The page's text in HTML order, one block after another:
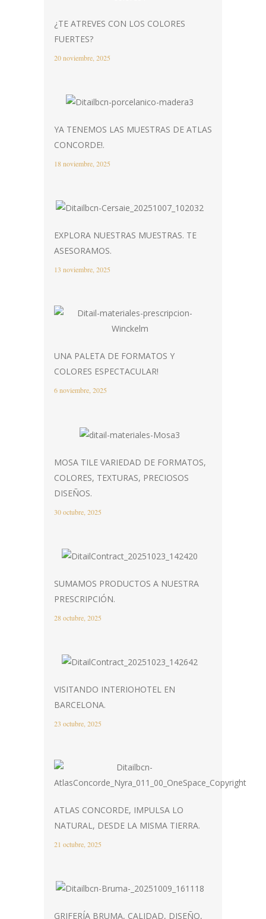
¿TE ATREVES CON LOS COLORES
FUERTES?
20 noviembre, 2025
YA TENEMOS LAS MUESTRAS DE ATLAS
CONCORDE!.
18 noviembre, 2025
EXPLORA NUESTRAS MUESTRAS. TE
ASESORAMOS.
13 noviembre, 2025
UNA PALETA DE FORMATOS Y
COLORES ESPECTACULAR!
6 noviembre, 2025
MOSA TILE VARIEDAD DE FORMATOS,
COLORES, TEXTURAS, PRECIOSOS
DISEÑOS.
30 octubre, 2025
SUMAMOS PRODUCTOS A NUESTRA
PRESCRIPCIÓN.
28 octubre, 2025
VISITANDO INTERIOHOTEL EN
BARCELONA.
23 octubre, 2025
ATLAS CONCORDE, IMPULSA LO
NATURAL, DESDE LA MISMA TIERRA.
21 octubre, 2025
GRIFERÍA BRUMA, CALIDAD, DISEÑO,